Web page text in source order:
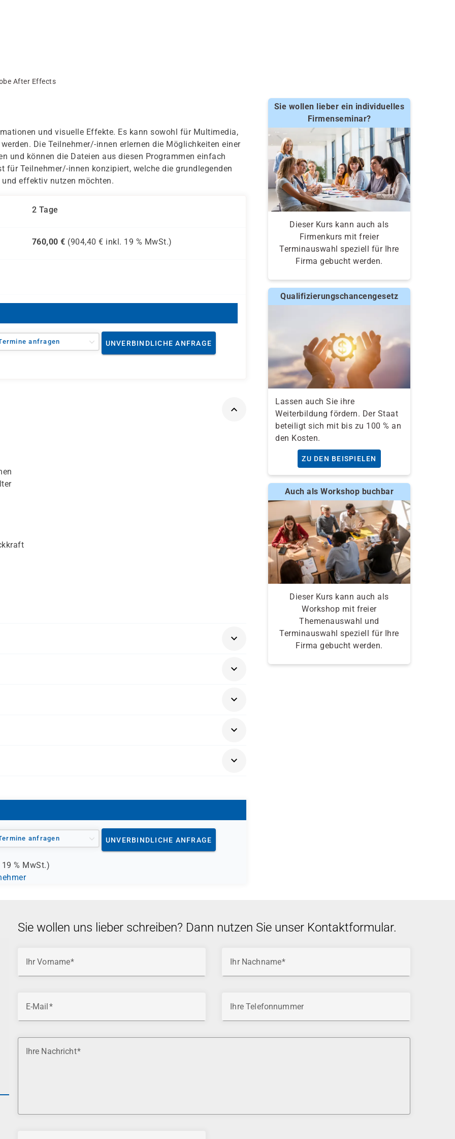
After Effects
und visuelle Effekte. Es kann sowohl für Multimedia,
Die Teilnehmer/-innen erlernen die Möglichkeiten einer
und können die Dateien aus diesen Programmen einfach
für Teilnehmer/-innen konzipiert, welche die grundlegenden
effektiv nutzen möchten.
2 Tage
760,00 € (904,40 € inkl. 19 % MwSt.)
anfragen UNVERBINDLICHE ANFRAGE
anfragen UNVERBINDLICHE ANFRAGE
19 % MwSt.)
Sie wollen lieber ein individuelles
Firmenseminar?
Dieser Kurs kann auch als
Firmenkurs mit freier
Terminauswahl speziell für Ihre
Firma gebucht werden.
Qualifizierungschancengesetz
Lassen auch Sie ihre
Weiterbildung fördern. Der Staat
beteiligt sich mit bis zu 100 % an
den Kosten.
ZU DEN BEISPIELEN
Auch als Workshop buchbar
Dieser Kurs kann auch als
Workshop mit freier
Themenauswahl und
Terminauswahl speziell für Ihre
Firma gebucht werden.
Sie wollen uns lieber schreiben? Dann nutzen Sie unser Kontaktformular.
Ihr Vorname Ihr Nachname
E-Mail Ihre Telefonnummer
Ihre Nachricht